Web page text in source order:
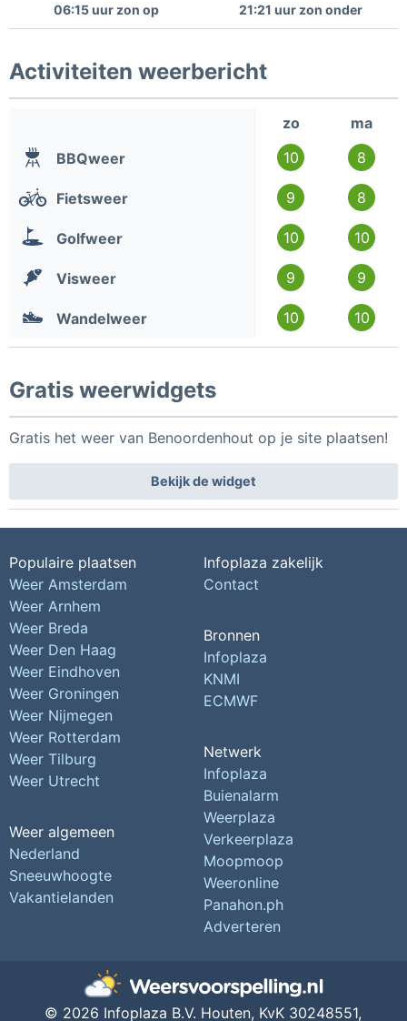
06:15 uur zon op 21:21 uur zon onder
Activiteiten weerbericht
zo
ma
BBQweer
10 8
Fietsweer 9 8
Golfweer 10 10
Visweer 9 9
Wandelweer 10 10
Gratis weerwidgets
Gratis het weer van Benoordenhout op je site plaatsen!
Bekijk de widget
Populaire plaatsen
Weer Amsterdam
Weer Arnhem
Weer Breda
Weer Den Haag
Weer Eindhoven
Weer Groningen
Weer Nijmegen
Weer Rotterdam
Weer Tilburg
Weer Utrecht
Weer algemeen
Nederland
Sneeuwhoogte
Vakantielanden
Infoplaza zakelijk
Contact
Bronnen
Infoplaza
KNMI
ECMWF
Netwerk
Infoplaza
Buienalarm
Weerplaza
Verkeerplaza
Moopmoop
Weeronline
Panahon.ph
Adverteren
© 2026 Infoplaza B.V. Houten, KvK 30248551,